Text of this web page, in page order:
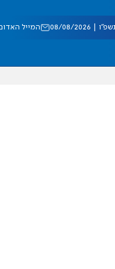
08/2026 המייל